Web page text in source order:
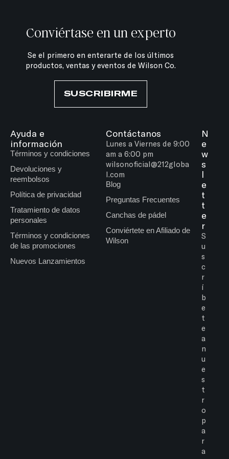
Conviértase en un experto
Se el primero en enterarte de los últimos
productos, ventas y eventos de Wilson Co.
SUSCRIBIRME
Ayuda e
información
Términos y condiciones
Devoluciones y
reembolsos
Política de privacidad
Tratamiento de datos
personales
Términos y condiciones
de las promociones
Nuevos Lanzamientos
Contáctanos
Lunes a Viernes de 9:00
am a 6:00 pm
wilsonoficial@212globa
l.com
Blog
Preguntas Frecuentes
Canchas de pádel
Conviértete en Afiliado de
Wilson
N
e
w
s
l
e
t
t
e
r
S
u
s
c
r
í
b
e
t
e
a
n
u
e
s
t
r
o
p
a
r
a